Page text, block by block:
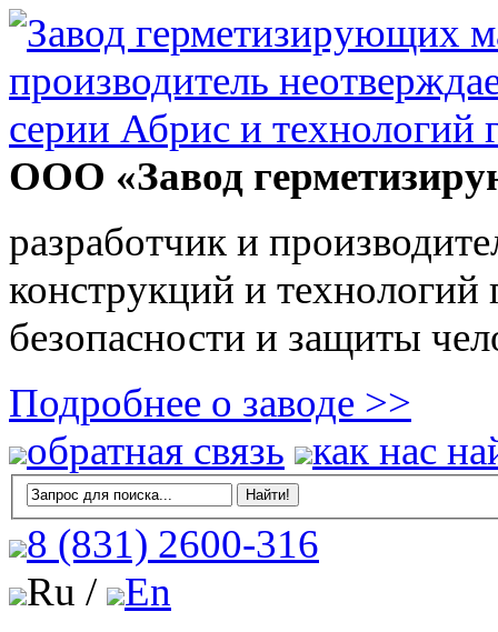
ООО «Завод
разработчик и
конструкций и
безопасности и защиты
Подробнее о заводе >>
обратная связь
как нас
8 (831) 2600-316
Ru /
En